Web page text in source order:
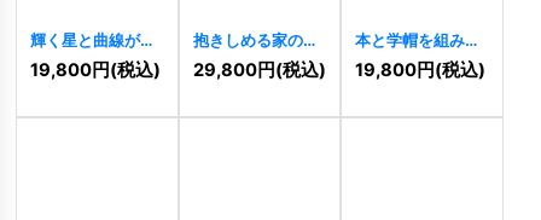
輝く星と曲線が織
りなす未来的なロ
ゴ [ 11450 ]
19,800円(税込)
抱きしめる家のか
わいいロゴ
11447 ]
29,800円(税込)
本と学帽を組み合
わせた教育機関向
けロゴ [ 11448]
19,800円(税込)